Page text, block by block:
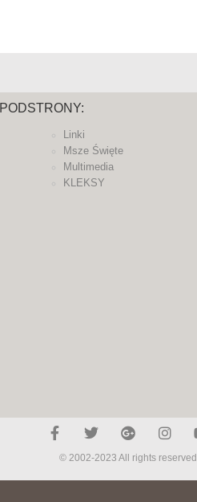
PODSTRONY:
Linki
Msze Święte
Multimedia
KLEKSY
© 2002-2023 All rights reserved